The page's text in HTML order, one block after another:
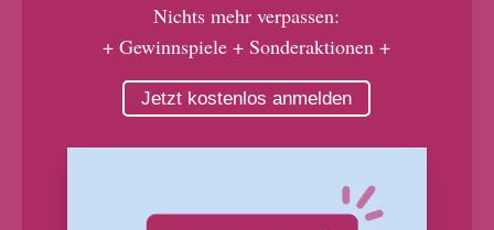
Nichts mehr verpassen:
+ Gewinnspiele + Sonderaktionen +
Jetzt kostenlos anmelden